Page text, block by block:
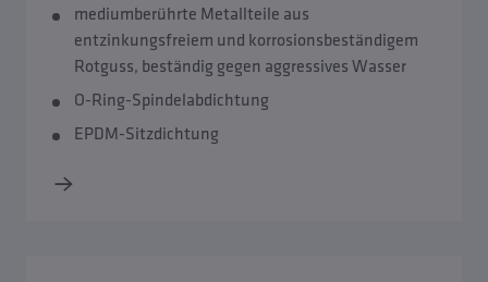
Ersatzteile Messtechnik
Ersatzteile Probenahmeventile
Ersatzteile Unterputzarmaturen
mediumberührte Metallteile aus
entzinkungsfreiem und korrosionsbeständigem
Rotguss, beständig gegen aggressives Wasser
O-Ring-Spindelabdichtung
EPDM-Sitzdichtung